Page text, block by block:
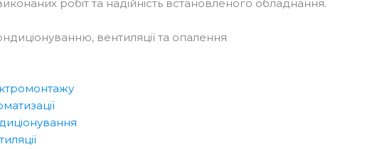
виконаних робіт та надійність встановленого обладнання.
вентиляції та опалення